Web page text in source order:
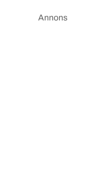
Annons